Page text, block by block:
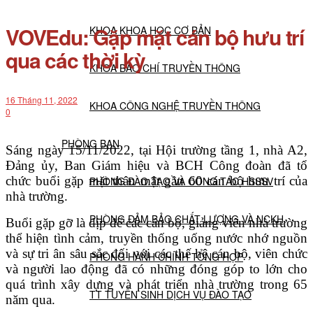
KHOA KHOA HỌC CƠ BẢN
KHOA BÁO CHÍ TRUYỀN THÔNG
KHOA CÔNG NGHỆ TRUYỀN THÔNG
PHÒNG BAN
PHÒNG ĐÀO TẠO VÀ CÔNG TÁC HSSSV
PHÒNG ĐẢM BẢO CHẤT LƯỢNG VÀ NCKH
PHÒNG HÀNH CHÍNH TỔNG HỢP
TT TUYỂN SINH DỊCH VỤ ĐÀO TẠO
VOVEdu: Gặp mặt cán bộ hưu trí
qua các thời kỳ
16 Tháng 11, 2022
0
Sáng ngày 15/11/2022, tại Hội trường tầng 1, nhà A2,
Đảng ủy, Ban Giám hiệu và BCH Công đoàn đã tổ
chức buổi gặp mặt thân mật gần 60 cán bộ hưu trí của
nhà trường.
Buổi gặp gỡ là dịp để các cán bộ, giảng viên nhà trường
thể hiện tình cảm, truyền thống uống nước nhớ nguồn
và sự tri ân sâu sắc đối với các thế hệ cán bộ, viên chức
và người lao động đã có những đóng góp to lớn cho
quá trình xây dựng và phát triển nhà trường trong 65
năm qua.